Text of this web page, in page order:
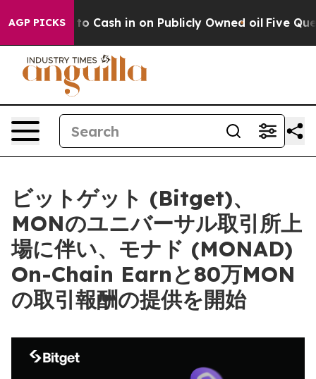
AGP PICKSto Cash in on Publicly Owned oil Five
ビットゲット (Bitget)、
MONのユニバーサル取引所上
場に伴い、モナド (MONAD)
On-Chain Earnと80万MON
の取引報酬の提供を開始